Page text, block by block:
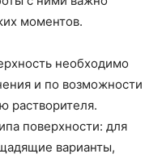
моментов.
необходимо
и по возможности
растворителя.
поверхности: для
варианты,